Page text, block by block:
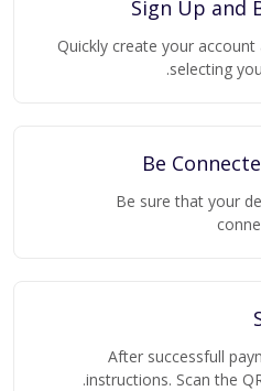
Quickly create your
selecting
Be sure that your
After successfull
instructions. Scan the